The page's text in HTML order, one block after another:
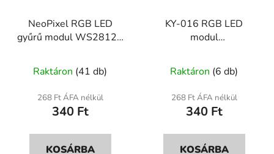
NeoPixel RGB LED
gyűrű modul WS2812B
Raktáron (41 db)
268 Ft ÁFA nélkül
340 Ft
KOSÁRBA
KY-016 RGB LED
modul
PWM színvezérléssel
termék
átlagos
értékelése
ből
Raktáron (6 db)
268 Ft ÁFA nélkül
340 Ft
KOSÁRBA